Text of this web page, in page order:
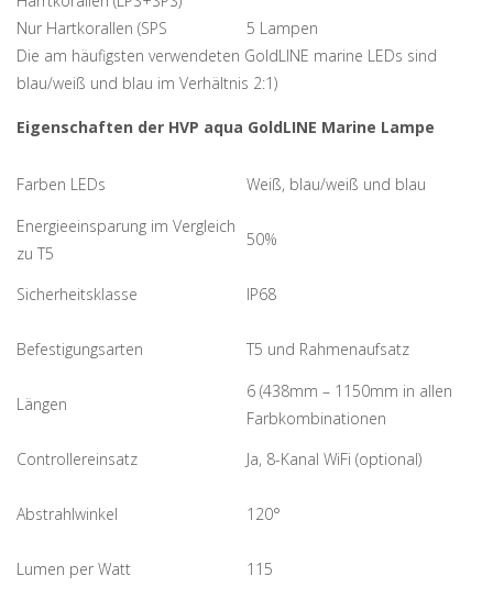
Nur Hartkorallen (SPS
5 Lampen
Die am häufigsten verwendeten GoldLINE marine LEDs sind
blau/weiß und blau im Verhältnis 2:1)
Eigenschaften der HVP aqua GoldLINE Marine Lampe
Farben LEDs
Weiß, blau/weiß und blau
Energieeinsparung im Vergleich
zu T5
50%
Sicherheitsklasse IP68
Befestigungsarten T5 und Rahmenaufsatz
Längen
6 (438mm – 1150mm in allen
Farbkombinationen
Controllereinsatz
Ja, 8-Kanal WiFi (optional)
Abstrahlwinkel 120°
Lumen per Watt 115